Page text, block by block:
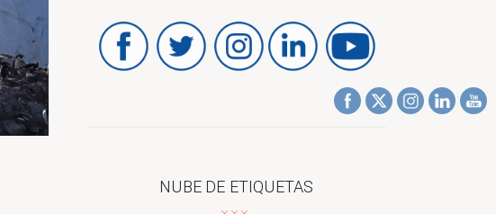
NUBE DE ETIQUETAS